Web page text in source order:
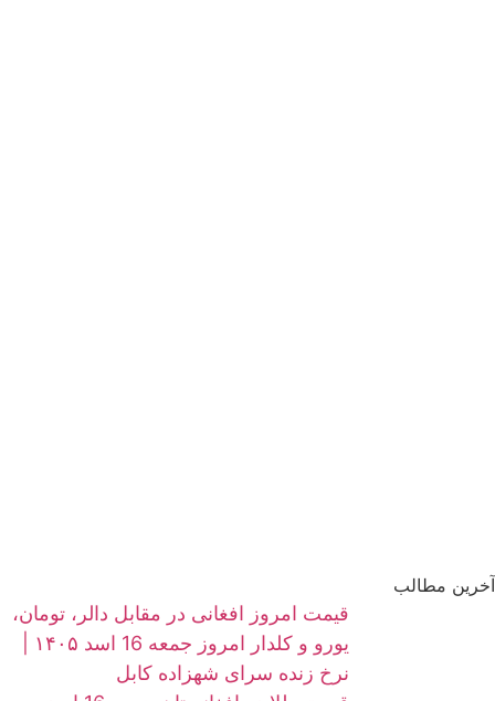
آخرین مطالب
قیمت امروز افغانی در مقابل دالر، تومان،
نرخ زنده سرای شهزاده کابل